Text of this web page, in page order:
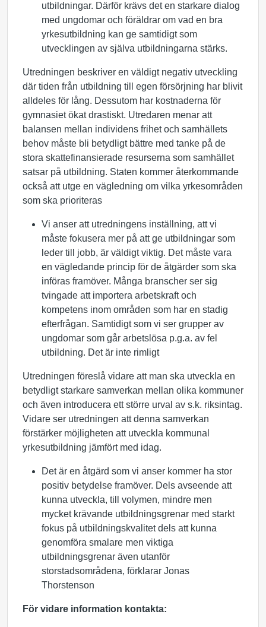
utbildningar. Därför krävs det en starkare dialog
med ungdomar och föräldrar om vad en bra
yrkesutbildning kan ge samtidigt som
utvecklingen av själva utbildningarna stärks.
Utredningen beskriver en väldigt negativ utveckling
där tiden från utbildning till egen försörjning har blivit
alldeles för lång. Dessutom har kostnaderna för
gymnasiet ökat drastiskt. Utredaren menar att
balansen mellan individens frihet och samhällets
behov måste bli betydligt bättre med tanke på de
stora skattefinansierade resurserna som samhället
satsar på utbildning. Staten kommer återkommande
också att utge en vägledning om vilka yrkesområden
som ska prioriteras
Vi anser att utredningens inställning, att vi
måste fokusera mer på att ge utbildningar som
leder till jobb, är väldigt viktig. Det måste vara
en vägledande princip för de åtgärder som ska
införas framöver. Många branscher ser sig
tvingade att importera arbetskraft och
kompetens inom områden som har en stadig
efterfrågan. Samtidigt som vi ser grupper av
ungdomar som går arbetslösa p.g.a. av fel
utbildning. Det är inte rimligt
Utredningen föreslå vidare att man ska utveckla en
betydligt starkare samverkan mellan olika kommuner
och även introducera ett större urval av s.k. riksintag.
Vidare ser utredningen att denna samverkan
förstärker möjligheten att utveckla kommunal
yrkesutbildning jämfört med idag.
Det är en åtgärd som vi anser kommer ha stor
positiv betydelse framöver. Dels avseende att
kunna utveckla, till volymen, mindre men
mycket krävande utbildningsgrenar med starkt
fokus på utbildningskvalitet dels att kunna
genomföra smalare men viktiga
utbildningsgrenar även utanför
storstadsområdena, förklarar Jonas
Thorstenson
För vidare information kontakta: